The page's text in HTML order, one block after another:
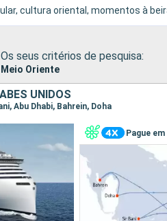
cultura oriental, momentos à
uma experiência mais
Os seus critérios de pesquisa:
Meio Oriente
UNIDOS
Abu Dhabi, Bahrein, Doha
Pague em